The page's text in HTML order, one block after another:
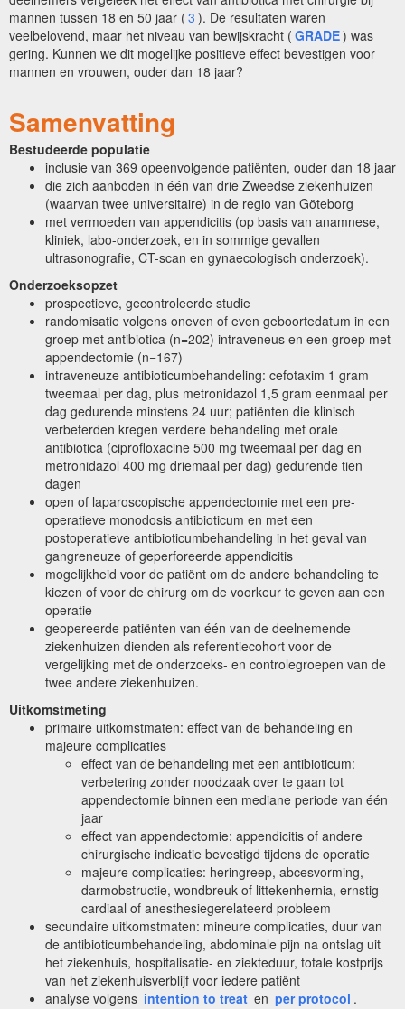
mannen tussen 18 en 50 jaar ( 3 ). De resultaten waren
veelbelovend, maar het niveau van bewijskracht ( GRADE) was
gering. Kunnen we dit mogelijke positieve effect bevestigen voor
mannen en vrouwen, ouder dan 18 jaar?
Samenvatting
Bestudeerde populatie
inclusie van 369 opeenvolgende patiënten, ouder dan 18 jaar
die zich aanboden in één van drie Zweedse ziekenhuizen
(waarvan twee universitaire) in de regio van Göteborg
met vermoeden van appendicitis (op basis van anamnese,
kliniek, labo-onderzoek, en in sommige gevallen
ultrasonografie, CT-scan en gynaecologisch onderzoek).
Onderzoeksopzet
prospectieve, gecontroleerde studie
randomisatie volgens oneven of even geboortedatum in een
groep met antibiotica (n=202) intraveneus en een groep met
appendectomie (n=167)
intraveneuze antibioticumbehandeling: cefotaxim 1 gram
tweemaal per dag, plus metronidazol 1,5 gram eenmaal per
dag gedurende minstens 24 uur; patiënten die klinisch
verbeterden kregen verdere behandeling met orale
antibiotica (ciprofloxacine 500 mg tweemaal per dag en
metronidazol 400 mg driemaal per dag) gedurende tien
dagen
open of laparoscopische appendectomie met een pre-
operatieve monodosis antibioticum en met een
postoperatieve antibioticumbehandeling in het geval van
gangreneuze of geperforeerde appendicitis
mogelijkheid voor de patiënt om de andere behandeling te
kiezen of voor de chirurg om de voorkeur te geven aan een
operatie
geopereerde patiënten van één van de deelnemende
ziekenhuizen dienden als referentiecohort voor de
vergelijking met de onderzoeks- en controlegroepen van de
twee andere ziekenhuizen.
Uitkomstmeting
primaire uitkomstmaten: effect van de behandeling en
majeure complicaties
effect van de behandeling met een antibioticum:
verbetering zonder noodzaak over te gaan tot
appendectomie binnen een mediane periode van één
jaar
effect van appendectomie: appendicitis of andere
chirurgische indicatie bevestigd tijdens de operatie
majeure complicaties: heringreep, abcesvorming,
darmobstructie, wondbreuk of littekenhernia, ernstig
cardiaal of anesthesiegerelateerd probleem
secundaire uitkomstmaten: mineure complicaties, duur van
de antibioticumbehandeling, abdominale pijn na ontslag uit
het ziekenhuis, hospitalisatie- en ziekteduur, totale kostprijs
van het ziekenhuisverblijf voor iedere patiënt
analyse volgens intention to treat en per protocol .